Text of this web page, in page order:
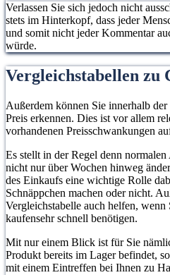
Verlassen Sie sich jedoch nicht
stets im Hinterkopf, dass jeder
und somit nicht jeder Kommentar
würde.
Vergleichstabellen zu
Außerdem können Sie innerhalb
Preis erkennen. Dies ist vor allem
vorhandenen Preisschwankungen
Es stellt in der Regel denn normalen
nicht nur über Wochen hinweg
des Einkaufs eine wichtige Rolle
Schnäppchen machen oder nicht.
Vergleichstabelle auch helfen,
kaufensehr schnell benötigen.
Mit nur einem Blick ist für Sie
Produkt bereits im Lager befindet,
mit einem Eintreffen bei Ihnen zu